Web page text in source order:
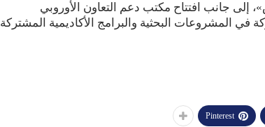
إلى جانب افتتاح مكتب دعم التعاون الأوروبي
في المشروعات البحثية والبرامج الأكاديمية المشتركة
Pinterest